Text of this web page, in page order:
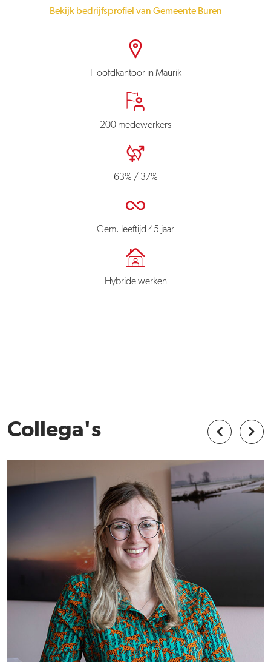
Bekijk bedrijfsprofiel van Gemeente Buren
Hoofdkantoor in Maurik
200 medewerkers
63% / 37%
Gem. leeftijd 45 jaar
Hybride werken
Collega's